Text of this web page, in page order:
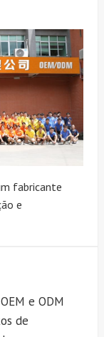
fabricante
e
e ODM
de